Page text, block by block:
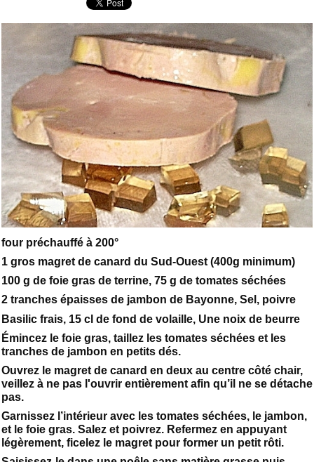
four préchauffé à 200°
1 gros magret de canard du Sud-Ouest (400g minimum)
100 g de foie gras de terrine, 75 g de tomates séchées
2 tranches épaisses de jambon de Bayonne, Sel, poivre
Basilic frais, 15 cl de fond de volaille, Une noix de beurre
Émincez le foie gras, taillez les tomates séchées et les
tranches de jambon en petits dés.
Ouvrez le magret de canard en deux au centre côté chair,
veillez à ne pas l'ouvrir entièrement afin qu’il ne se détache
pas.
Garnissez l’intérieur avec les tomates séchées, le jambon,
et le foie gras. Salez et poivrez. Refermez en appuyant
légèrement, ficelez le magret pour former un petit rôti.